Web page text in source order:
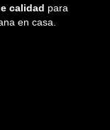
calidad para
en casa.